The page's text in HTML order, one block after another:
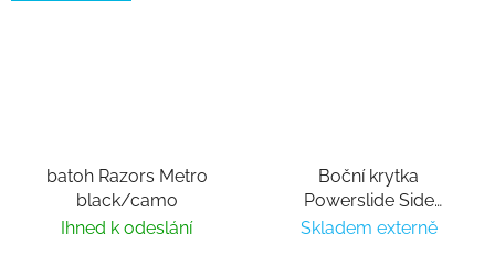
batoh Razors Metro
black/camo
Ihned k odeslání
Boční krytka
Powerslide Side
Protector black
Skladem externě